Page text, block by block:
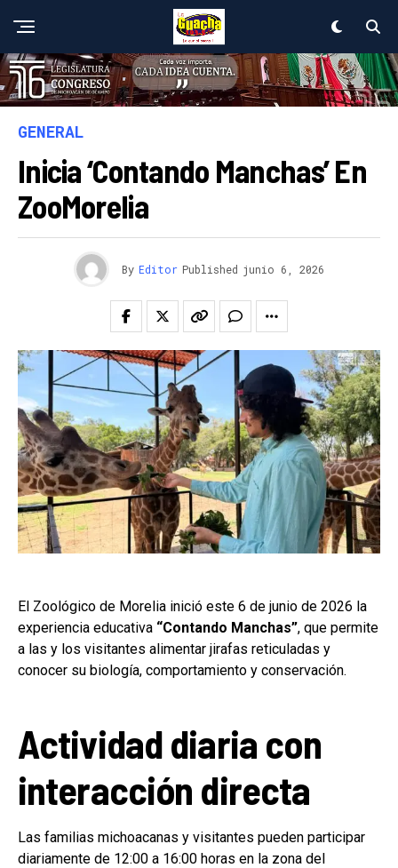
GENERAL
Inicia ‘Contando Manchas’ En
ZooMorelia
By Editor Published junio 6, 2026
El Zoológico de Morelia inició este 6 de junio de 2026 la
experiencia educativa “Contando Manchas”, que permite
a las y los visitantes alimentar jirafas reticuladas y
conocer su biología, comportamiento y conservación.
Actividad diaria con
interacción directa
Las familias michoacanas y visitantes pueden participar
diariamente de 12:00 a 16:00 horas en la zona del